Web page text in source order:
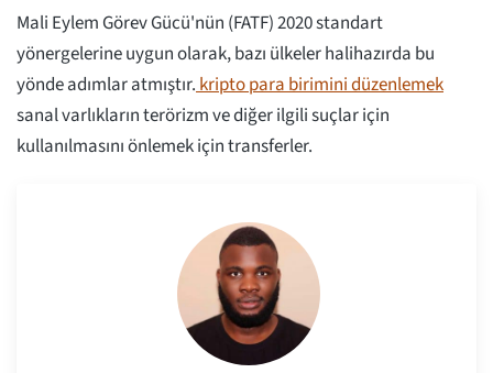
Mali Eylem Görev Gücü'nün (FATF) 2020 standart
yönergelerine uygun olarak, bazı ülkeler halihazırda bu
yönde adımlar atmıştır.kripto para birimini düzenlemek
sanal varlıkların terörizm ve diğer ilgili suçlar için
kullanılmasını önlemek için transferler.